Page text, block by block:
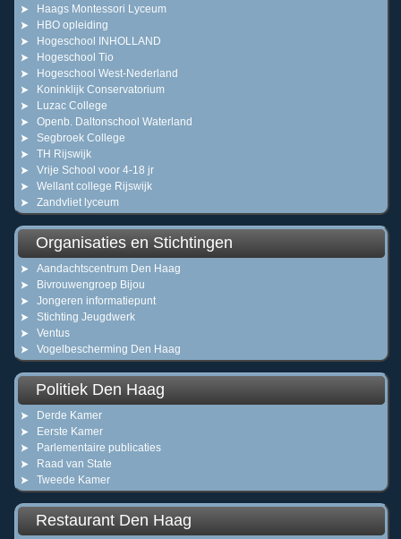
Haags Montessori Lyceum
HBO opleiding
Hogeschool INHOLLAND
Hogeschool Tio
Hogeschool West-Nederland
Koninklijk Conservatorium
Luzac College
Openb. Daltonschool Waterland
Segbroek College
TH Rijswijk
Vrije School voor 4-18 jr
Wellant college Rijswijk
Zandvliet lyceum
Organisaties en Stichtingen
Aandachtscentrum Den Haag
Bivrouwengroep Bijou
Jongeren informatiepunt
Stichting Jeugdwerk
Ventus
Vogelbescherming Den Haag
Politiek Den Haag
Derde Kamer
Eerste Kamer
Parlementaire publicaties
Raad van State
Tweede Kamer
Restaurant Den Haag